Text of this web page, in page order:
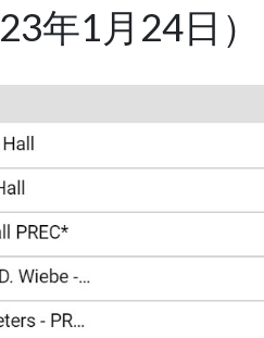
年1月24日）